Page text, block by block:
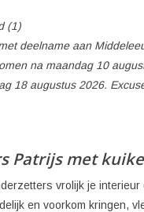
(1)
deelname aan
na maandag 10
18 augustus 2026.
Patrijs met
vrolijk je
en voorkom kringen,